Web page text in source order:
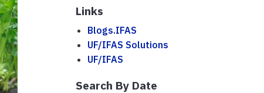
Links
Blogs.IFAS
UF/IFAS Solutions
UF/IFAS
Search By Date